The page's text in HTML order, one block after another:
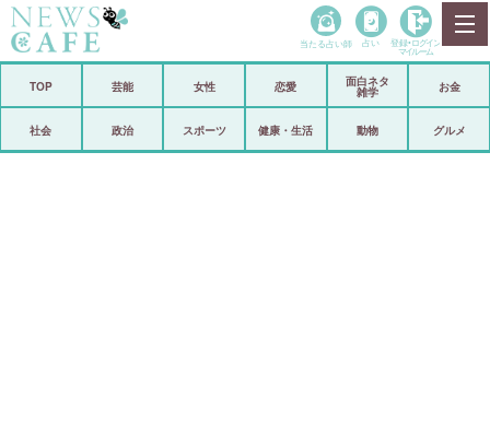
政治
当たる占い師 占い 登録• ログイン
マイルーム
TOP 芸能 女性 恋愛
面白ネタ
雑学
お金
社会 政治 スポーツ 健康・生活 動物 グルメ